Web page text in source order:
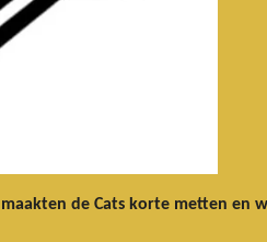
de Cats korte metten en